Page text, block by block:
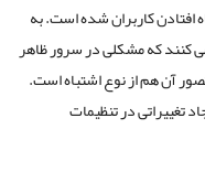
افتادن کاربران شده است.به
می کنند که مشکلی در سرور ظاهر
آن هم از نوع اشتباه است.
تغییراتی در تنظیمات